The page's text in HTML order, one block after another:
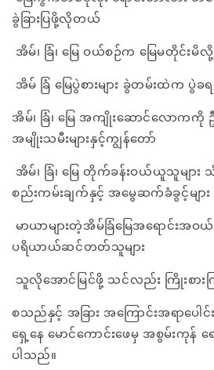
ခွဲခြားပြဖို့လိုတယ်
အိမ်၊ ခြံ၊ မြေ ဝယ်စဉ်က မြေမတိုင်းမိလို့
အိမ် ခြံ မြေပွဲစားများ ခွဲတမ်းထဲက
အိမ်၊ ခြံ၊ မြေ အကျိုးဆောင်လောကကို
အမျိုးသမီးများနှင့်ကျွန်တော်
အိမ်၊ ခြံ၊ မြေ တိုက်ခန်းဝယ်ယူသူမျာ
စည်းကမ်းချက်နှင့် အမွေဆက်ခံခွင့်များ
မာယာများတဲ့အိမ်ခြံမြေအရောင်းအ
ပရိယာယ်ဆင်တတ်သူများ
သူလိုအောင်မြင်ဖို့ သင်လည်း ကြိုးစား
စသည်နှင့် အခြား အကြောင်းအရာပေါ
ရှေ့နေ မောင်ကောင်းဖေမှ အစွမ်းကုန် ရ
ပါသည်။